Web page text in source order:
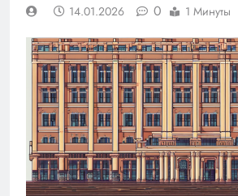
14.01.2026 0 1 Минуты